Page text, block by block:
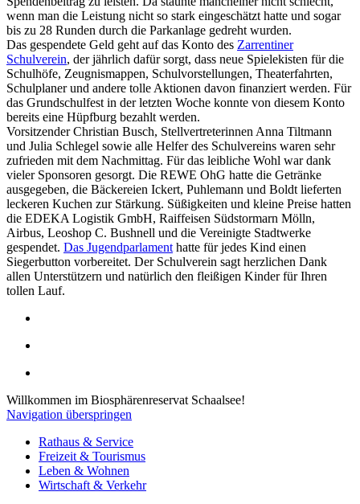
wenn man die Leistung nicht so stark eingeschätzt hatte und sogar
bis zu 28 Runden durch die Parkanlage gedreht wurden.
Das gespendete Geld geht auf das Konto des Zarrentiner
Schulverein, der jährlich dafür sorgt, dass neue Spielekisten für die
Schulhöfe, Zeugnismappen, Schulvorstellungen, Theaterfahrten,
Schulplaner und andere tolle Aktionen davon finanziert werden. Für
das Grundschulfest in der letzten Woche konnte von diesem Konto
bereits eine Hüpfburg bezahlt werden.
Vorsitzender Christian Busch, Stellvertreterinnen Anna Tiltmann
und Julia Schlegel sowie alle Helfer des Schulvereins waren sehr
zufrieden mit dem Nachmittag. Für das leibliche Wohl war dank
vieler Sponsoren gesorgt. Die REWE OhG hatte die Getränke
ausgegeben, die Bäckereien Ickert, Puhlemann und Boldt lieferten
leckeren Kuchen zur Stärkung. Süßigkeiten und kleine Preise hatten
die EDEKA Logistik GmbH, Raiffeisen Südstormarn Mölln,
Airbus, Leoshop C. Bushnell und die Vereinigte Stadtwerke
gespendet. Das Jugendparlament hatte für jedes Kind einen
Siegerbutton vorbereitet. Der Schulverein sagt herzlichen Dank
allen Unterstützern und natürlich den fleißigen Kinder für Ihren
tollen Lauf.
Willkommen im Biosphärenreservat Schaalsee!
Navigation überspringen
Rathaus & Service
Freizeit & Tourismus
Leben & Wohnen
Wirtschaft & Verkehr